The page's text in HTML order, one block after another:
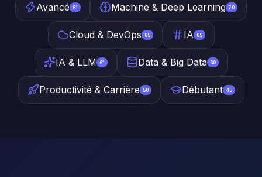
Avancé 81 Machine & Deep Learning 70
Cloud & DevOps 65 IA 65
IA & LLM 61 Data & Big Data 60
Productivité & Carrière 50 Débutant 45